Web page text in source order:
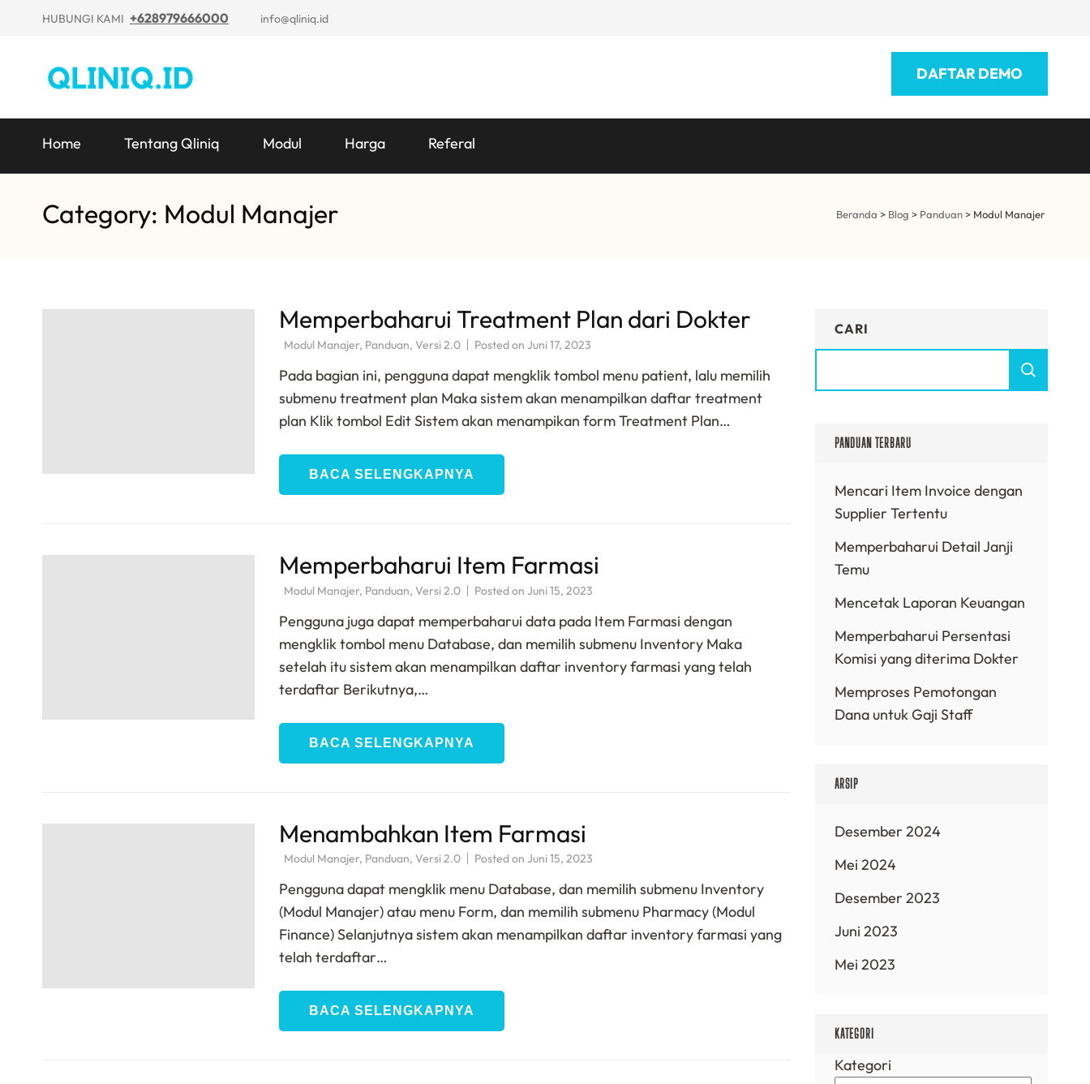
HUBUNGI KAMI +628979666000 info@qliniq.id
DAFTAR DEMO
Home Tentang Qliniq Modul Harga Referal
Category: Modul Manajer Beranda > Blog > Panduan > Modul Manajer
Memperbaharui Treatment Plan dari Dokter
Modul Manajer, Panduan, Versi 2.0 Posted on Juni 17, 2023
Pada bagian ini, pengguna dapat mengklik tombol menu patient, lalu memilih
submenu treatment plan Maka sistem akan menampilkan daftar treatment
plan Klik tombol Edit Sistem akan menampikan form Treatment Plan…
BACA SELENGKAPNYA
Memperbaharui Item Farmasi
Modul Manajer, Panduan, Versi 2.0 Posted on Juni 15, 2023
Pengguna juga dapat memperbaharui data pada Item Farmasi dengan
mengklik tombol menu Database, dan memilih submenu Inventory Maka
setelah itu sistem akan menampilkan daftar inventory farmasi yang telah
terdaftar Berikutnya,…
BACA SELENGKAPNYA
Menambahkan Item Farmasi
Modul Manajer, Panduan, Versi 2.0 Posted on Juni 15, 2023
Pengguna dapat mengklik menu Database, dan memilih submenu Inventory
(Modul Manajer) atau menu Form, dan memilih submenu Pharmacy (Modul
Finance) Selanjutnya sistem akan menampilkan daftar inventory farmasi yang
telah terdaftar…
BACA SELENGKAPNYA
CARI
PANDUAN TERBARU
Mencari Item Invoice dengan
Supplier Tertentu
Memperbaharui Detail Janji
Temu
Mencetak Laporan Keuangan
Memperbaharui Persentasi
Komisi yang diterima Dokter
Memproses Pemotongan
Dana untuk Gaji Staff
ARSIP
Desember 2024
Mei 2024
Desember 2023
Juni 2023
Mei 2023
KATEGORI
Kategori